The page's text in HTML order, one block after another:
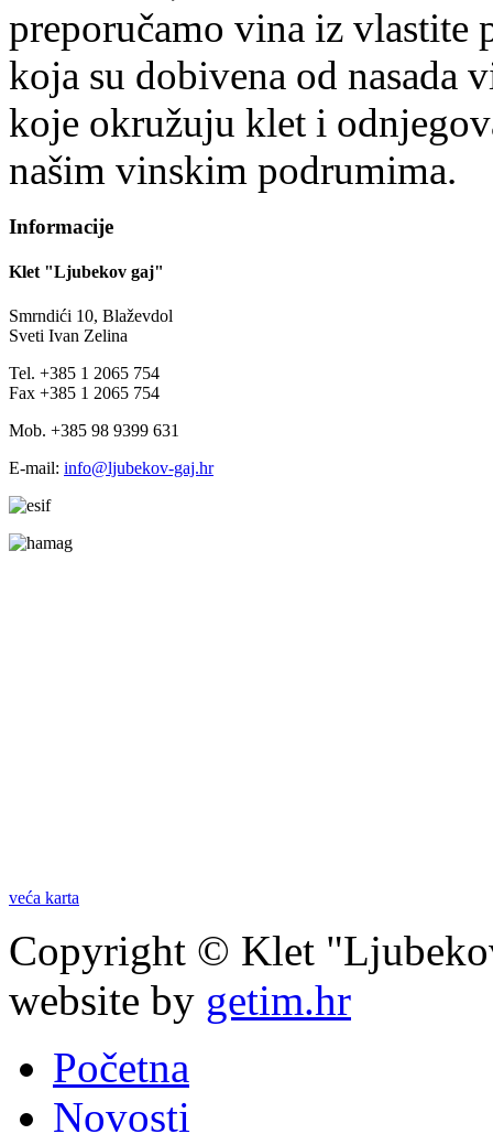
preporučamo vina iz vlastite
koja su dobivena od nasada
koje okružuju klet i
našim vinskim podrumima.
Informacije
Klet "Ljubekov gaj"
Smrndići 10, Blaževdol
Sveti Ivan Zelina
Tel. +385 1 2065 754
Fax +385 1 2065 754
Mob. +385 98 9399 631
E-mail: info@ljubekov-gaj.hr
veća karta
Copyright © Klet
website by getim.hr
Početna
Novosti